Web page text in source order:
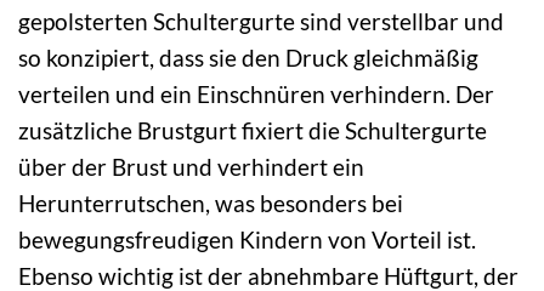
gepolsterten Schultergurte sind verstellbar und
so konzipiert, dass sie den Druck gleichmäßig
verteilen und ein Einschnüren verhindern. Der
zusätzliche Brustgurt fixiert die Schultergurte
über der Brust und verhindert ein
Herunterrutschen, was besonders bei
bewegungsfreudigen Kindern von Vorteil ist.
Ebenso wichtig ist der abnehmbare Hüftgurt, der